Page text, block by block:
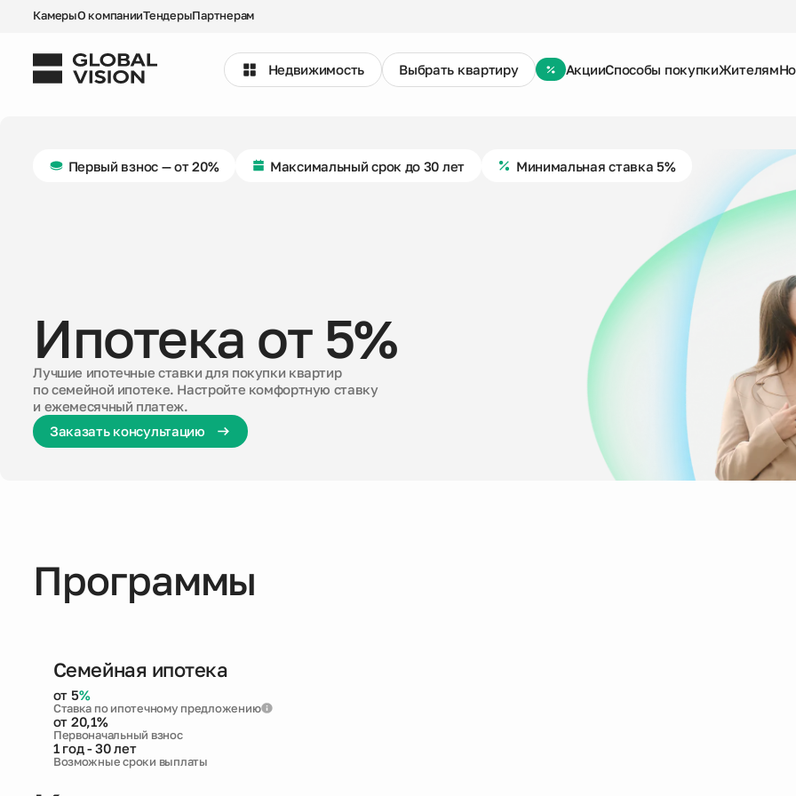
КамерыО компанииТендерыПартнерам
Недвижимость Выбрать квартиру АкцииСпособы покупкиЖителям
Проекты
Кладовые
Акции
Способы покупки
Камеры
Партнерам
Контакты
Первый взнос — от 20% Максимальный срок до 30 лет Минимальная ставка 5%
Ипотека от 5%
Лучшие ипотечные ставки для покупки квартир
по семейной ипотеке. Настройте комфортную ставку
и ежемесячный платеж.
Заказать консультацию
Программы
Семейная ипотека
от 5%
Ставка по ипотечному предложению
от 20,1%
Первоначальный взнос
1 год - 30 лет
Возможные сроки выплаты